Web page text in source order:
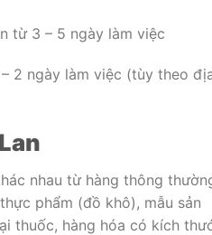
từ 3 – 5 ngày làm việc
2 ngày làm việc (tùy theo
nhau từ hàng thông
phẩm (đồ khô), mẫu sản
thuốc, hàng hóa có kích